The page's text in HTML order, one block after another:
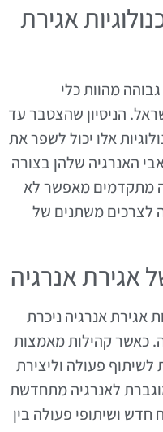
אגירת
מהוות כלי
הניסיון שהצטבר עד
אלו יכול לשפר את
האנרגיה שלהן בצורה
מתקדמים מאפשר לא
לצרכים משתנים של
אגירת אנרגיה
אגירת אנרגיה ניכרת
כאשר קהילות מאמצות
לשיתוף פעולה וליצירת
לאנרגיה מתחדשת
חדש ושיתופי פעולה בין